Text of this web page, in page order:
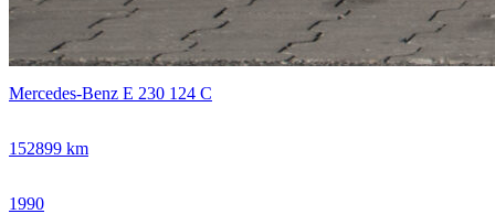
Mercedes-Benz E 230 124 C
152899 km
1990